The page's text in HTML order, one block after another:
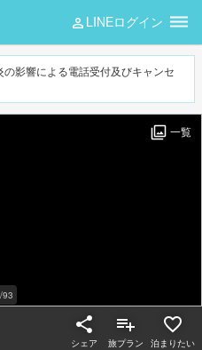
LINEログイン
の影響による電話受付及びキャンセ
/93
一覧
シェア 旅プラン 泊まりたい